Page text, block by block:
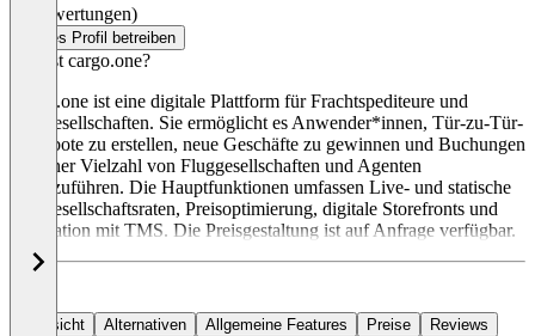
(0 Bewertungen)
Dieses Profil betreiben
Was ist cargo.one?
Cargo.one ist eine digitale Plattform für Frachtspediteure und
Fluggesellschaften. Sie ermöglicht es Anwender*innen, Tür-zu-Tür-
Angebote zu erstellen, neue Geschäfte zu gewinnen und Buchungen
mit einer Vielzahl von Fluggesellschaften und Agenten
durchzuführen. Die Hauptfunktionen umfassen Live- und statische
Fluggesellschaftsraten, Preisoptimierung, digitale Storefronts und
Integration mit TMS. Die Preisgestaltung ist auf Anfrage verfügbar.
Übersicht Alternativen Allgemeine Features Preise Reviews